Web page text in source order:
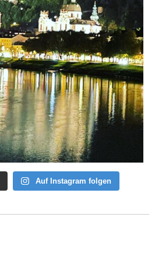
Auf Instagram folgen